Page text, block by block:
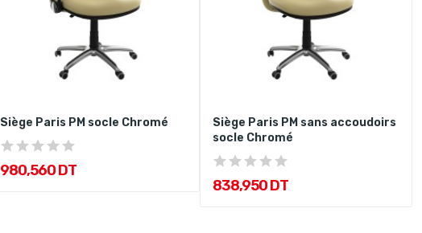
Siège Paris PM socle Chromé
980,560 DT
Siège Paris PM sans accoudoirs
socle Chromé
838,950 DT